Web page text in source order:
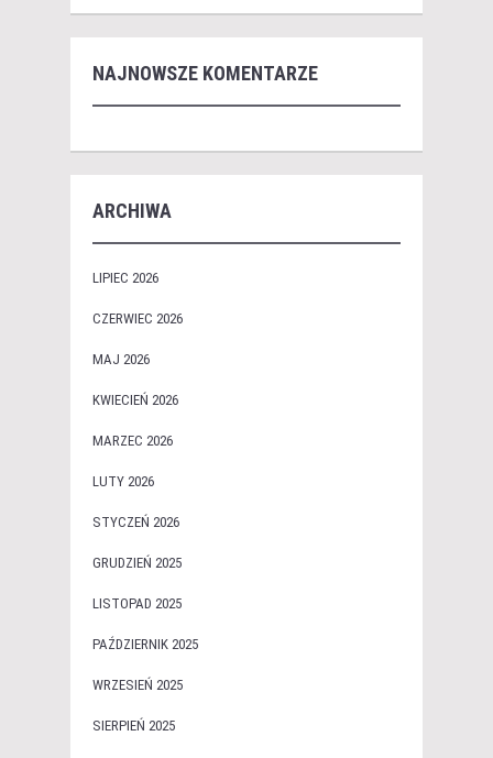
NAJNOWSZE KOMENTARZE
ARCHIWA
LIPIEC 2026
CZERWIEC 2026
MAJ 2026
KWIECIEŃ 2026
MARZEC 2026
LUTY 2026
STYCZEŃ 2026
GRUDZIEŃ 2025
LISTOPAD 2025
PAŹDZIERNIK 2025
WRZESIEŃ 2025
SIERPIEŃ 2025